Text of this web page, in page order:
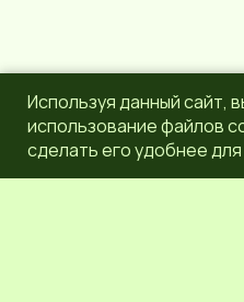
Используя данный сайт,
использование файлов
сделать его удобнее для